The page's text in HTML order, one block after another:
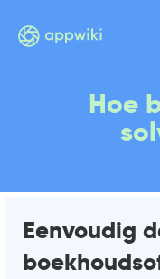
Facturatie
Incasso
Declaraties
Hoe
Eenvoudig